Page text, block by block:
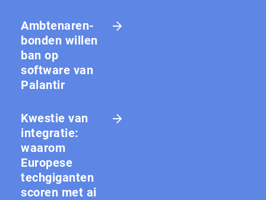
Amb­te­na­ren­
bon­den willen
ban op
software van
Palantir
Kwestie van
integratie:
waarom
Europese
techgiganten
scoren met ai